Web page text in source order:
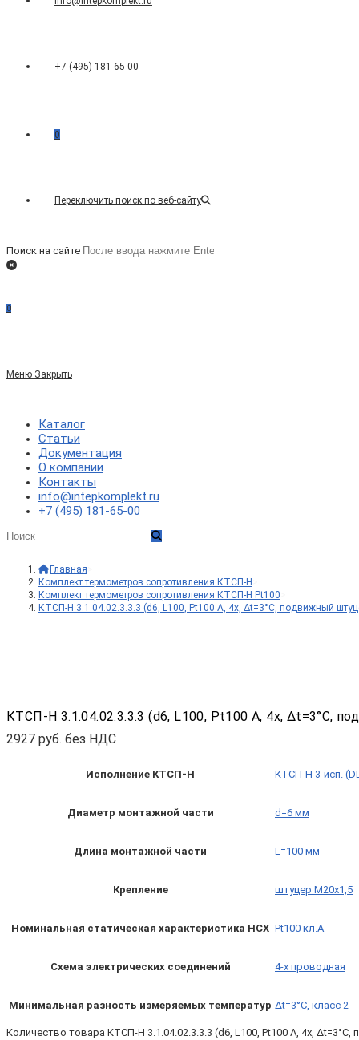
+7 (495) 181-65-00
0
Переключить поиск по веб-сайту
Поиск на сайте
0
Меню Закрыть
Каталог
Статьи
Документация
О компании
Контакты
info@intepkomplekt.ru
+7 (495) 181-65-00
Главная
Комплект термометров сопротивления КТСП-Н
Комплект термометров сопротивления КТСП-Н Pt100
КТСП-Н 3.1.04.02.3.3.3 (d6, L100, Pt100 A, 4х, Δt=3°C, подвижный
КТСП-Н 3.1.04.02.3.3.3 (d6, L100, Pt100 A, 4х, Δt=3°C,
2927 руб. без НДС
Исполнение КТСП-Н КТСП-Н 3-исп.
Диаметр монтажной части d=6 мм
Длина монтажной части L=100 мм
Крепление штуцер М20х1,5
Номинальная статическая характеристика НСХ Pt100 кл.A
Схема электрических соединений 4-х проводная
Минимальная разность измеряемых температур Δt=3°C, класс 2
Количество товара КТСП-Н 3.1.04.02.3.3.3 (d6, L100, Pt100 A, 4х,